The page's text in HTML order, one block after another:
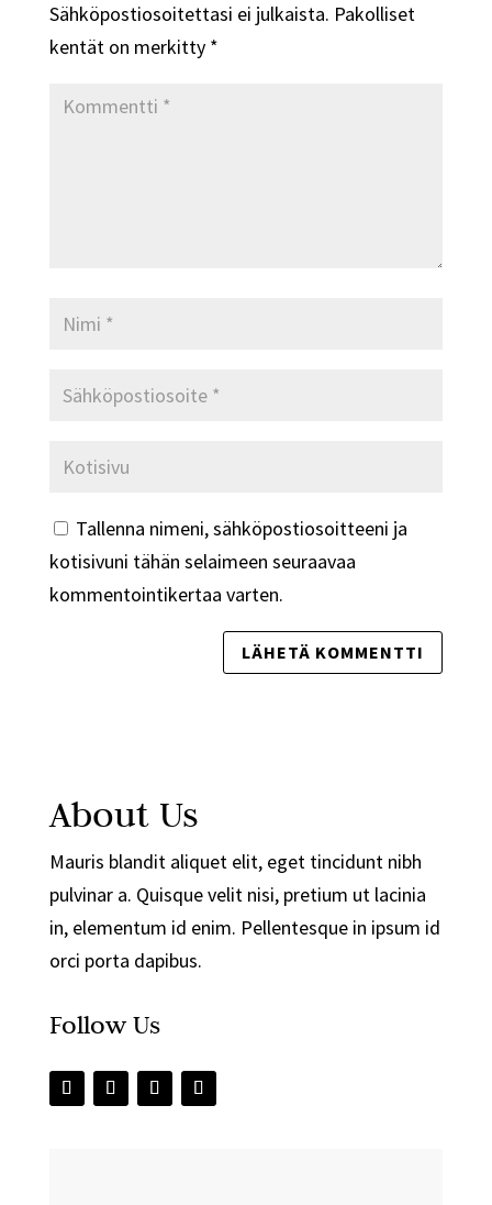
Sähköpostiosoitettasi ei julkaista. Pakolliset
kentät on merkitty *
Tallenna nimeni, sähköpostiosoitteeni ja
kotisivuni tähän selaimeen seuraavaa
kommentointikertaa varten.
About Us
Mauris blandit aliquet elit, eget tincidunt nibh
pulvinar a. Quisque velit nisi, pretium ut lacinia
in, elementum id enim. Pellentesque in ipsum id
orci porta dapibus.
Follow Us